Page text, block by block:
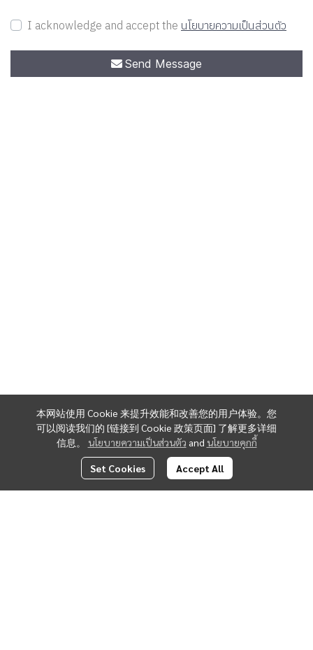
I acknowledge and accept the นโยบายความเป็นส่วนตัว
Send Message
本网站使用 Cookie 来提升效能和改善您的用户体验。您
可以阅读我们的 [链接到 Cookie 政策页面] 了解更多详细
信息。 นโยบายความเป็นส่วนตัว and นโยบายคุกกี้
Set Cookies Accept All